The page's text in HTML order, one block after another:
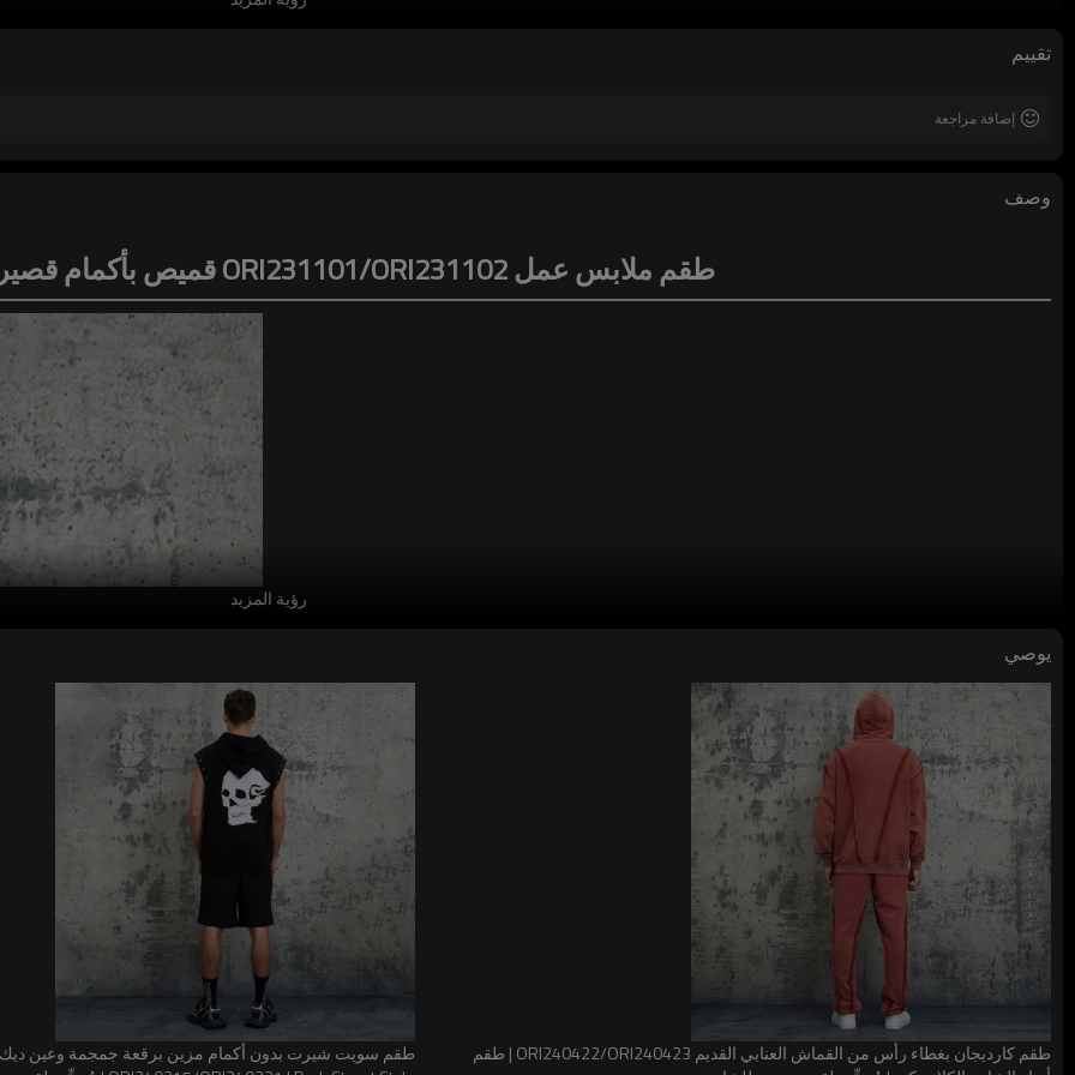
تقييم
إضافة مراجعة
وصف
طقم ملابس عمل ORI231101/ORI231102 قميص بأكمام قصيرة تصميم ملائم:
بمثابة لوحة لإبداعك، فإننا ندعوك بصدق للانضمام إلى خدمتنا المخصصة. سنوفر لك أفضل الأقمشة
جودةً وأرقى الحرفية، حتى يمكن تقديم تصميماتك بشكل مثالي.
الحفاظ على مجموعة متنوعة من خيارات التخصيص لتلبية الاحتياجات الفردية للعملاء المختلفين.
رؤية المزيد
يوصي
طقم كارديجان بغطاء رأس من القماش العنابي القديم ORI240422/ORI240423 | طقم
طقم سويت شيرت بدون أكمام مزين برقعة جمجمة وعين